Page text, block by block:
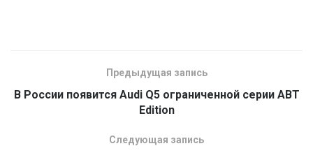
Предыдущая запись
В России появится Audi Q5 ограниченной серии ABT
Edition
Следующая запись